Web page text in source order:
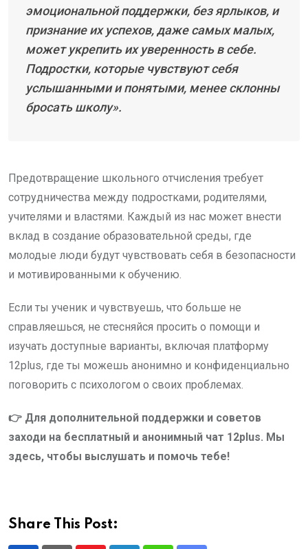
эмоциональной поддержки, без ярлыков, и
признание их успехов, даже самых малых,
может укрепить их уверенность в себе.
Подростки, которые чувствуют себя
услышанными и понятыми, менее склонны
бросать школу».
Предотвращение школьного отчисления требует
сотрудничества между подростками, родителями,
учителями и властями. Каждый из нас может внести
вклад в создание образовательной среды, где
молодые люди будут чувствовать себя в безопасности
и мотивированными к обучению.
Если ты ученик и чувствуешь, что больше не
справляешься, не стесняйся просить о помощи и
изучать доступные варианты, включая платформу
12plus, где ты можешь анонимно и конфиденциально
поговорить с психологом о своих проблемах.
👉 Для дополнительной поддержки и советов
заходи на бесплатный и анонимный чат 12plus. Мы
здесь, чтобы выслушать и помочь тебе!
Share This Post: